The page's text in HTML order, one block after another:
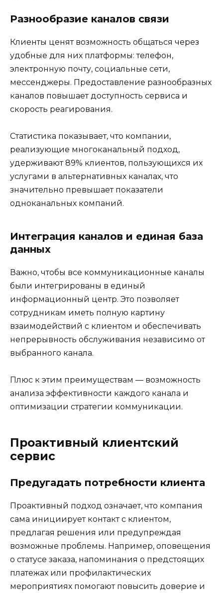
Разнообразие каналов связи
Клиенты ценят возможность общаться через
удобные для них платформы: телефон,
электронную почту, социальные сети,
мессенджеры. Предоставление разнообразных
каналов повышает доступность сервиса и
скорость реагирования.
Статистика показывает, что компании,
реализующие многоканальный подход,
удерживают 89% клиентов, пользующихся их
услугами в альтернативных каналах, что
значительно превышает показатели
одноканальных компаний.
Интеграция каналов и единая база
данных
Важно, чтобы все коммуникационные каналы
были интегрированы в единый
информационный центр. Это позволяет
сотрудникам иметь полную картину
взаимодействий с клиентом и обеспечивать
непрерывность обслуживания независимо от
выбранного канала.
Плюс к этим преимуществам — возможность
анализа эффективности каждого канала и
оптимизации стратегии коммуникации.
Проактивный клиентский
сервис
Предугадать потребности клиента
Проактивный подход означает, что компания
сама инициирует контакт с клиентом,
предлагая решения или предупреждая
возможные проблемы. Например, оповещения
о статусе заказа, напоминания о предстоящих
платежах или профилактических
мероприятиях помогают повысить доверие и